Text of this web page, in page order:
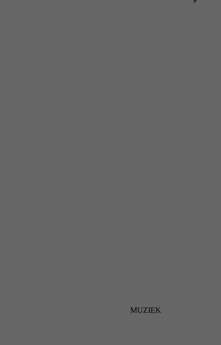
MUZIEK